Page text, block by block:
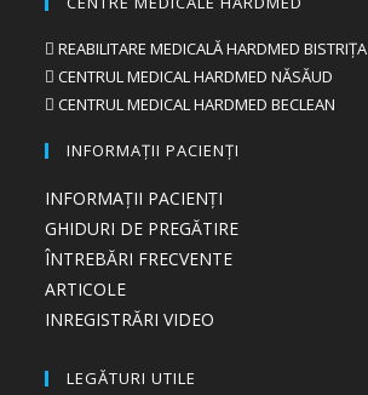
REABILITARE MEDICALĂ HARDMED BISTRIȚA
CENTRUL MEDICAL HARDMED NĂSĂUD
CENTRUL MEDICAL HARDMED BECLEAN
INFORMAȚII PACIENȚI
INFORMAȚII PACIENȚI
GHIDURI DE PREGĂTIRE
ÎNTREBĂRI FRECVENTE
ARTICOLE
INREGISTRĂRI VIDEO
LEGĂTURI UTILE